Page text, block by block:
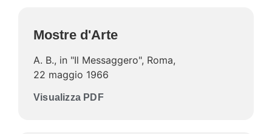
Mostre d'Arte
A. B., in "Il Messaggero", Roma,
22 maggio 1966
Visualizza PDF